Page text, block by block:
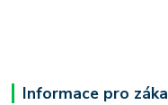
Informace pro